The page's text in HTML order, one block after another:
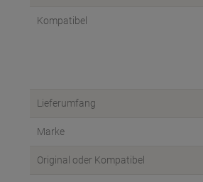
Kompatibel
Lieferumfang
Marke
Original oder Kompatibel